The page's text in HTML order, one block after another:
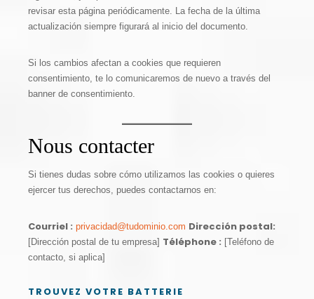
revisar esta página periódicamente. La fecha de la última
actualización siempre figurará al inicio del documento.
Si los cambios afectan a cookies que requieren
consentimiento, te lo comunicaremos de nuevo a través del
banner de consentimiento.
Nous contacter
Si tienes dudas sobre cómo utilizamos las cookies o quieres
ejercer tus derechos, puedes contactarnos en:
Courriel : privacidad@tudominio.com Dirección postal:
[Dirección postal de tu empresa] Téléphone : [Teléfono de
contacto, si aplica]
TROUVEZ VOTRE BATTERIE